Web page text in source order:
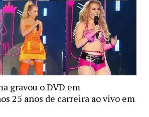
gravou o DVD em
25 anos de carreira ao vivo em